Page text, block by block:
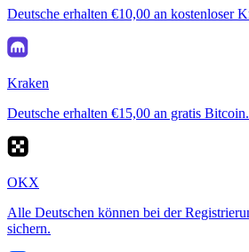
Deutsche erhalten €10,00 an kostenloser
Kraken
Deutsche erhalten €15,00 an gratis
OKX
Alle Deutschen können bei der
sichern.